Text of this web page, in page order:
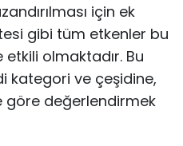
için ek
gibi tüm etkenler bu
olmaktadır. Bu
kategori ve çeşidine,
göre değerlendirmek